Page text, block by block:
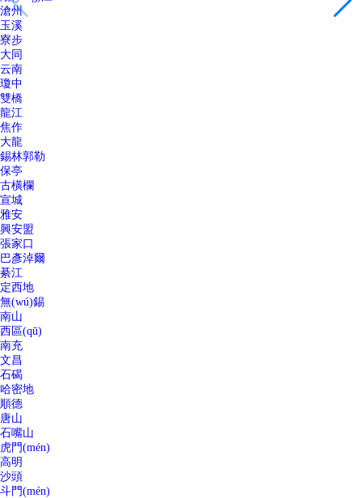
滄州
玉溪
寮步
大同
云南
瓊中
雙橋
龍江
焦作
大龍
錫林郭勒
保亭
古橫欄
宣城
雅安
興安盟
張家口
巴彥淖爾
綦江
定西地
無(wú)錫
南山
西區(qū)
南充
文昌
石碣
哈密地
順德
唐山
石嘴山
虎門(mén)
高明
沙頭
斗門(mén)